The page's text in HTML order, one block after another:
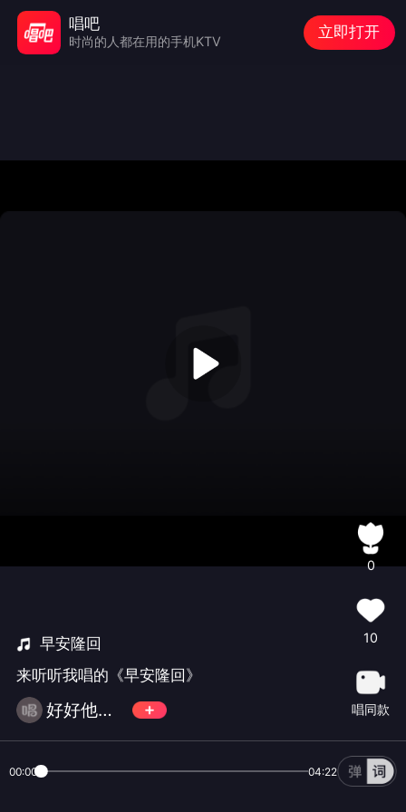
早安隆回
来听听我唱的《早安隆回》
好好他爷爷
0
10
唱同款
00:00 04:22
唱吧
时尚的人都在用的手机KTV
立即打开